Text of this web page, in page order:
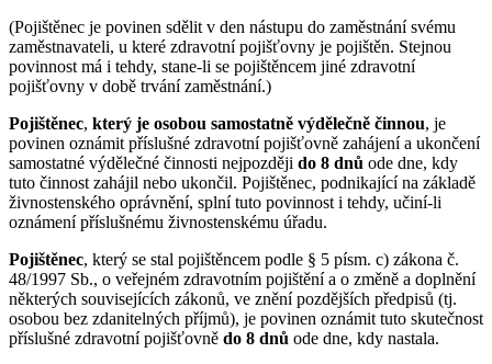
(Pojištěnec je povinen sdělit v den nástupu do zaměstnání svému
zaměstnavateli, u které zdravotní pojišťovny je pojištěn. Stejnou
povinnost má i tehdy, stane-li se pojištěncem jiné zdravotní
pojišťovny v době trvání zaměstnání.)
Pojištěnec, který je osobou samostatně výdělečně činnou, je
povinen oznámit příslušné zdravotní pojišťovně zahájení a ukončení
samostatné výdělečné činnosti nejpozději do 8 dnů ode dne, kdy
tuto činnost zahájil nebo ukončil. Pojištěnec, podnikající na základě
živnostenského oprávnění, splní tuto povinnost i tehdy, učiní-li
oznámení příslušnému živnostenskému úřadu.
Pojištěnec, který se stal pojištěncem podle § 5 písm. c) zákona č.
48/1997 Sb., o veřejném zdravotním pojištění a o změně a doplnění
některých souvisejících zákonů, ve znění pozdějších předpisů (tj.
osobou bez zdanitelných příjmů), je povinen oznámit tuto skutečnost
příslušné zdravotní pojišťovně do 8 dnů ode dne, kdy nastala.